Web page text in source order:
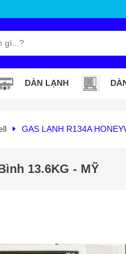
DÀN LẠNH
GAS LẠNH R134A
13.6KG - MỸ